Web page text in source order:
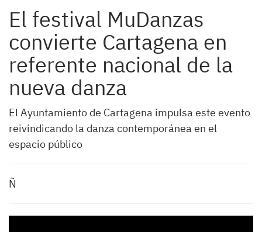
El festival MuDanzas
convierte Cartagena en
referente nacional de la
nueva danza
El Ayuntamiento de Cartagena impulsa este evento
reivindicando la danza contemporánea en el
espacio público
Ñ